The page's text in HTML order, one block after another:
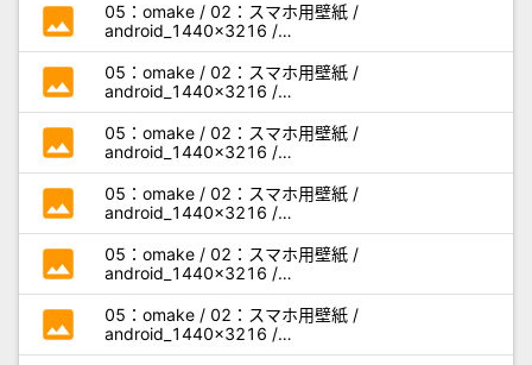
photo
05：omake / 02：スマホ用壁紙 /
android_1440x3216 /
miseaikko3_android_d04.jpg
photo
05：omake / 02：スマホ用壁紙 /
android_1440x3216 /
miseaikko3_android_d05.jpg
photo
05：omake / 02：スマホ用壁紙 /
android_1440x3216 /
miseaikko3_android_e01.jpg
photo
05：omake / 02：スマホ用壁紙 /
android_1440x3216 /
miseaikko3_android_e02.jpg
photo
05：omake / 02：スマホ用壁紙 /
android_1440x3216 /
miseaikko3_android_e03.jpg
photo
05：omake / 02：スマホ用壁紙 /
android_1440x3216 /
miseaikko3_android_e04.jpg